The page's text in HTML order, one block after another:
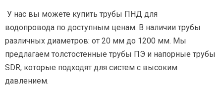
У нас вы можете купить трубы ПНД для
водопровода по доступным ценам. В наличии трубы
различных диаметров: от 20 мм до 1200 мм. Мы
предлагаем толстостенные трубы ПЭ и напорные трубы
SDR, которые подходят для систем с высоким
давлением.